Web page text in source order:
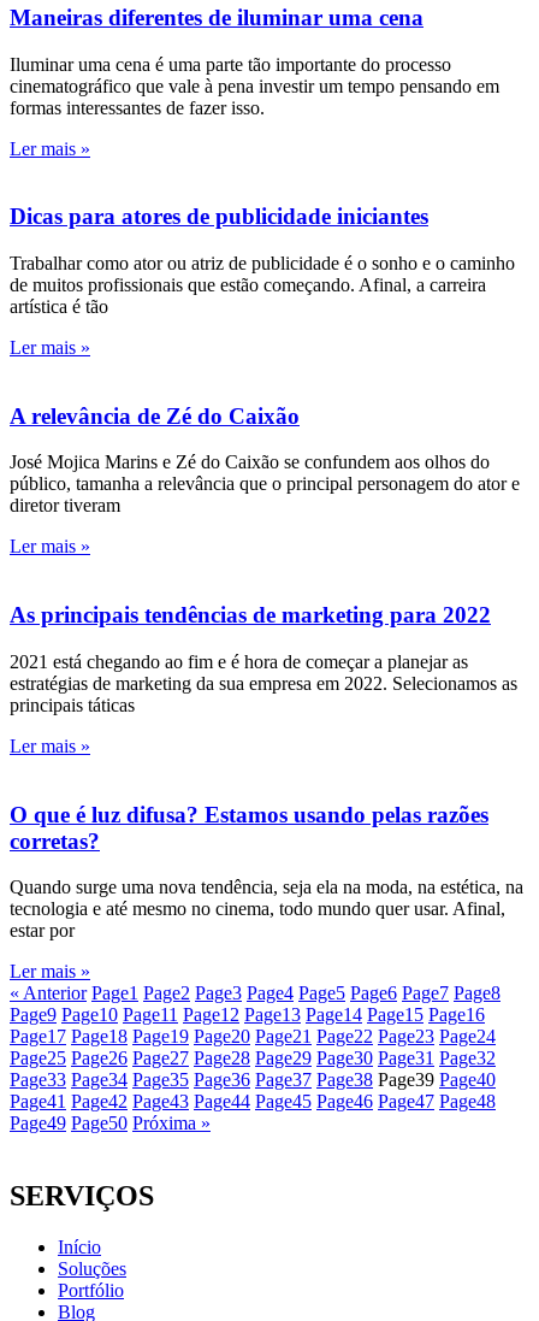
Maneiras diferentes de iluminar uma cena
Iluminar uma cena é uma parte tão importante do processo
cinematográfico que vale à pena investir um tempo pensando em
formas interessantes de fazer isso.
Ler mais »
Dicas para atores de publicidade iniciantes
Trabalhar como ator ou atriz de publicidade é o sonho e o caminho
de muitos profissionais que estão começando. Afinal, a carreira
artística é tão
Ler mais »
A relevância de Zé do Caixão
José Mojica Marins e Zé do Caixão se confundem aos olhos do
público, tamanha a relevância que o principal personagem do ator e
diretor tiveram
Ler mais »
As principais tendências de marketing para 2022
2021 está chegando ao fim e é hora de começar a planejar as
estratégias de marketing da sua empresa em 2022. Selecionamos as
principais táticas
Ler mais »
O que é luz difusa? Estamos usando pelas razões
corretas?
Quando surge uma nova tendência, seja ela na moda, na estética, na
tecnologia e até mesmo no cinema, todo mundo quer usar. Afinal,
estar por
Ler mais »
« Anterior Page1 Page2 Page3 Page4 Page5 Page6 Page7 Page8
Page9 Page10 Page11 Page12 Page13 Page14 Page15 Page16
Page17 Page18 Page19 Page20 Page21 Page22 Page23 Page24
Page25 Page26 Page27 Page28 Page29 Page30 Page31 Page32
Page33 Page34 Page35 Page36 Page37 Page38 Page39 Page40
Page41 Page42 Page43 Page44 Page45 Page46 Page47 Page48
Page49 Page50 Próxima »
SERVIÇOS
Início
Soluções
Portfólio
Blog